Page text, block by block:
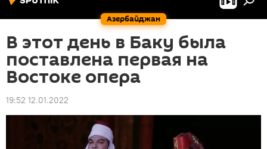
Азербайджан
В этот день в Баку была
поставлена первая на
Востоке опера
19:52 12.01.2022